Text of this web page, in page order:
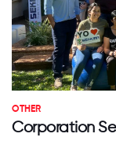
OTHER
Corporation